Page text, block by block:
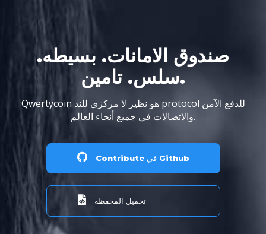
صندوق الامانات. بسيطه.
سلس. تامين.
Qwertycoin هو نظير لا مركزي للند protocol للدفع الآمن
والاتصالات في جميع أنحاء العالم.
Contribute في Github
تحميل المحفظة